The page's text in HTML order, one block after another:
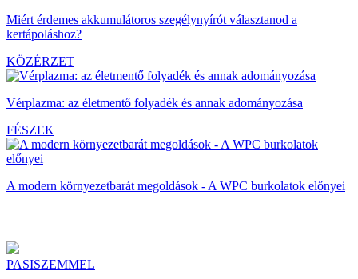
Miért érdemes akkumulátoros szegélynyírót választanod a
kertápoláshoz?
KÖZÉRZET
Vérplazma: az életmentő folyadék és annak adományozása
FÉSZEK
A modern környezetbarát megoldások - A WPC burkolatok előnyei
PASISZEMMEL